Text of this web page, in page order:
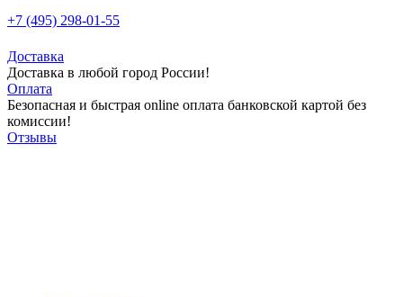
+7 (495) 298-01-55
Доставка
Доставка в любой город России!
Оплата
Безопасная и быстрая online оплата банковской картой без
комиссии!
Отзывы